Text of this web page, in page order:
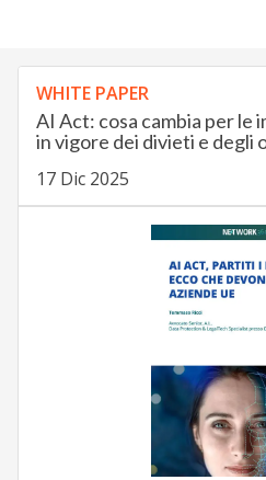
WHITE PAPER
AI Act: cosa cambia per le
in vigore dei divieti e degli
17 Dic 2025